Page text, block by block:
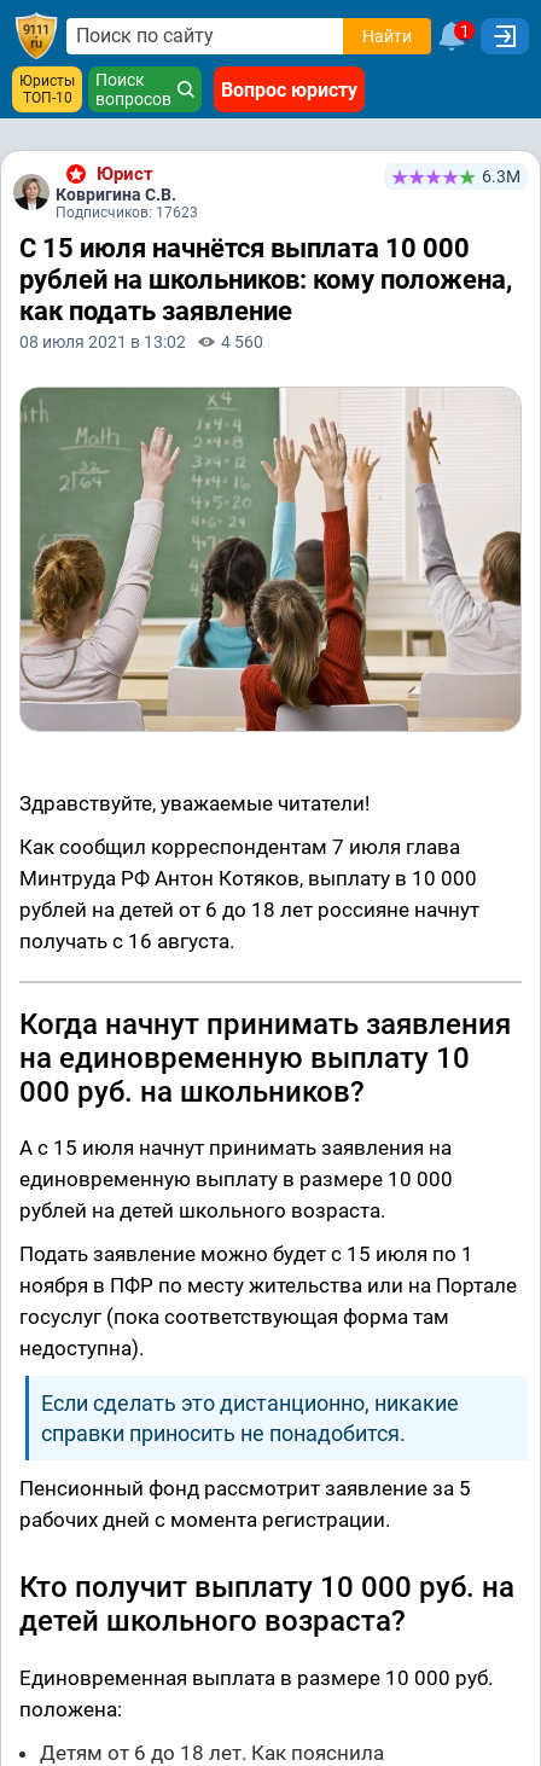
Найти 1
Юристы
ТОП-10
Поиск
вопросов
Вопрос юристу
Юрист
Ковригина С.В.
Подписчиков: 17623
6.3М
С 15 июля начнётся выплата 10 000
рублей на школьников: кому положена,
как подать заявление
08 июля 2021 в 13:02 4 560
Здравствуйте, уважаемые читатели!
Как сообщил корреспондентам 7 июля глава
Минтруда РФ Антон Котяков, выплату в 10 000
рублей на детей от 6 до 18 лет россияне начнут
получать с 16 августа.
Когда начнут принимать заявления
на единовременную выплату 10
000 руб. на школьников?
А с 15 июля начнут принимать заявления на
единовременную выплату в размере 10 000
рублей на детей школьного возраста.
Подать заявление можно будет с 15 июля по 1
ноября в ПФР по месту жительства или на Портале
госуслуг (пока соответствующая форма там
недоступна).
Если сделать это дистанционно, никакие
справки приносить не понадобится.
Пенсионный фонд рассмотрит заявление за 5
рабочих дней с момента регистрации.
Кто получит выплату 10 000 руб. на
детей школьного возраста?
Единовременная выплата в размере 10 000 руб.
положена:
Детям от 6 до 18 лет. Как пояснила